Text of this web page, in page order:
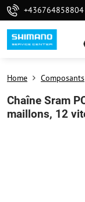
+436764858804
Home Composants
Chaîne Sram
maillons, 12